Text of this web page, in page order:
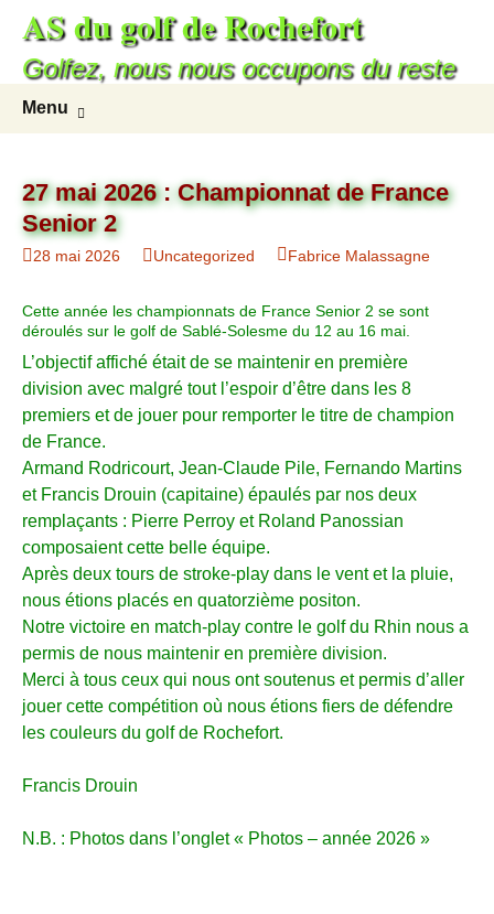
AS du golf de Rochefort
Golfez, nous nous occupons du reste
Menu
27 mai 2026 : Championnat de France
Senior 2
28 mai 2026 Uncategorized Fabrice Malassagne
Cette année les championnats de France Senior 2 se sont
déroulés sur le golf de Sablé-Solesme du 12 au 16 mai.
L’objectif affiché était de se maintenir en première
division avec malgré tout l’espoir d’être dans les 8
premiers et de jouer pour remporter le titre de champion
de France.
Armand Rodricourt, Jean-Claude Pile, Fernando Martins
et Francis Drouin (capitaine) épaulés par nos deux
remplaçants : Pierre Perroy et Roland Panossian
composaient cette belle équipe.
Après deux tours de stroke-play dans le vent et la pluie,
nous étions placés en quatorzième positon.
Notre victoire en match-play contre le golf du Rhin nous a
permis de nous maintenir en première division.
Merci à tous ceux qui nous ont soutenus et permis d’aller
jouer cette compétition où nous étions fiers de défendre
les couleurs du golf de Rochefort.
Francis Drouin
N.B. : Photos dans l’onglet « Photos – année 2026 »